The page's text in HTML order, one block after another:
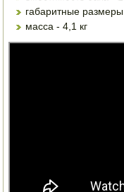
СОКОВАРКИ
габаритные
масса - 4,1 кг